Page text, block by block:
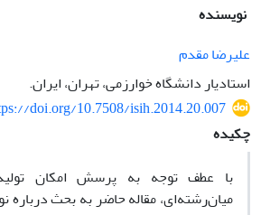
نویسنده
علیرضا مقدم
استادیار دانشگاه خوارزمی، تهران، ایران.
doi.org/10.7508/isih.2014.20.007
چکیده
با عطف توجه به پرسش امکان
میان‌رشته‌ای، مقاله حاضر به بحث درباره